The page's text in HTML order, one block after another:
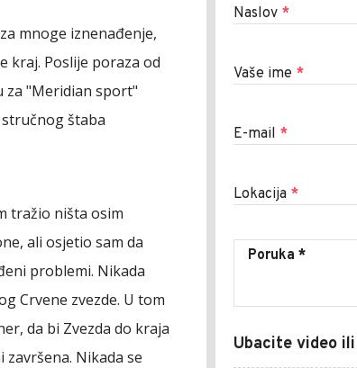
mnoge iznenađenje,
kraj. Poslije poraza od
za "Meridian sport"
štaba
tražio ništa osim
ali osjetio sam da
problemi. Nikada
Crvene zvezde. U tom
da bi Zvezda do kraja
Nikada se
Naslov *
Vaše ime *
E-mail *
Lokacija *
Ubacite video